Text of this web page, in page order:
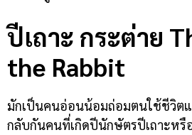
ปีเถาะ กระต่าย
the Rabbit
มักเป็นคนอ่อนน้อมถ่อมตนใช้ชีวิตแ
กลับกันคนที่เกิดปีนักษัตรปีเถาะหรื